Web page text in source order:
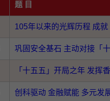
题 目
105年以来的光辉历程 成
巩固安全基石 主动对接「
「十五五」开局之年 发挥
创科驱动 金融赋能 多元发